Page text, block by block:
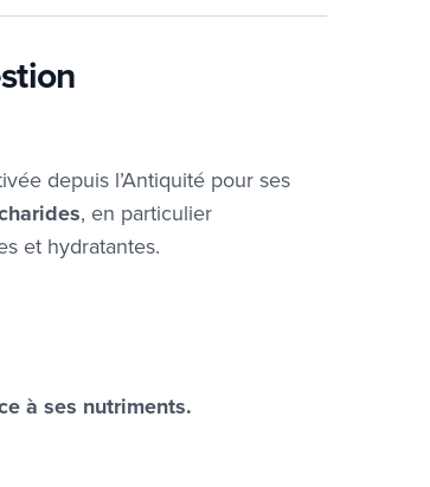
depuis l’Antiquité pour ses
, en particulier
et hydratantes.
à ses nutriments.